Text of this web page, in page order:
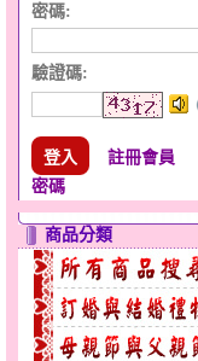
密碼:
驗證碼:
註冊會員
密碼
商品分類